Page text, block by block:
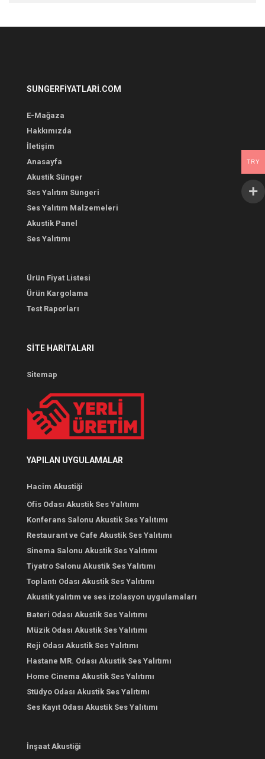
SUNGERFIYATLARI.COM
E-Mağaza
Hakkımızda
İletişim
Anasayfa
Akustik Sünger
Ses Yalıtım Süngeri
Ses Yalıtım Malzemeleri
Akustik Panel
Ses Yalıtımı
Ürün Fiyat Listesi
Ürün Kargolama
Test Raporları
SITE HARITALARI
Sitemap
YAPILAN UYGULAMALAR
Hacim Akustiği
Ofis Odası Akustik Ses Yalıtımı
Konferans Salonu Akustik Ses Yalıtımı
Restaurant ve Cafe Akustik Ses Yalıtımı
Sinema Salonu Akustik Ses Yalıtımı
Tiyatro Salonu Akustik Ses Yalıtımı
Toplantı Odası Akustik Ses Yalıtımı
Akustik yalıtım ve ses izolasyon uygulamaları
Bateri Odası Akustik Ses Yalıtımı
Müzik Odası Akustik Ses Yalıtımı
Reji Odası Akustik Ses Yalıtımı
Hastane MR. Odası Akustik Ses Yalıtımı
Home Cinema Akustik Ses Yalıtımı
Stüdyo Odası Akustik Ses Yalıtımı
Ses Kayıt Odası Akustik Ses Yalıtımı
İnşaat Akustiği
TRY